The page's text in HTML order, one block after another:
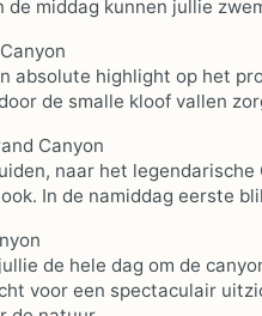
de middag kunnen jullie
absolute highlight op het
de smalle kloof vallen
Canyon
naar het
In de namiddag eerste
de hele dag om de
voor een spectaculair